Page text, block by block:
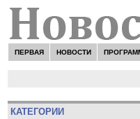
ПЕРВАЯ НОВОСТИ
КАТЕГОРИИ